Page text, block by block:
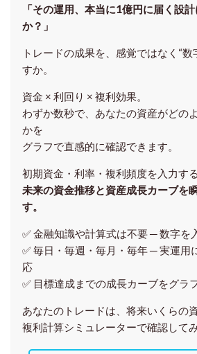
「その運用、本当に1億円に届く設
か？」
トレードの成果を、感覚ではなく“数
すか。
資金 × 利回り × 複利効果。
わずか数秒で、あなたの資産がどの
かを
グラフで直感的に確認できます。
初期資金・利率・複利頻度を入力する
未来の資金推移と資産成長カーブを
す。
✅ 金融知識や計算式は不要 ─ 数字を
✅ 毎日・毎週・毎月・毎年 ─ 実運用
応
✅ 目標達成までの成長カーブをグラ
あなたのトレードは、将来いくらの
複利計算シミュレーターで確認して